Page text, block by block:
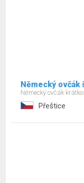
Německý ovčák
Německý ovčák
Přeštice